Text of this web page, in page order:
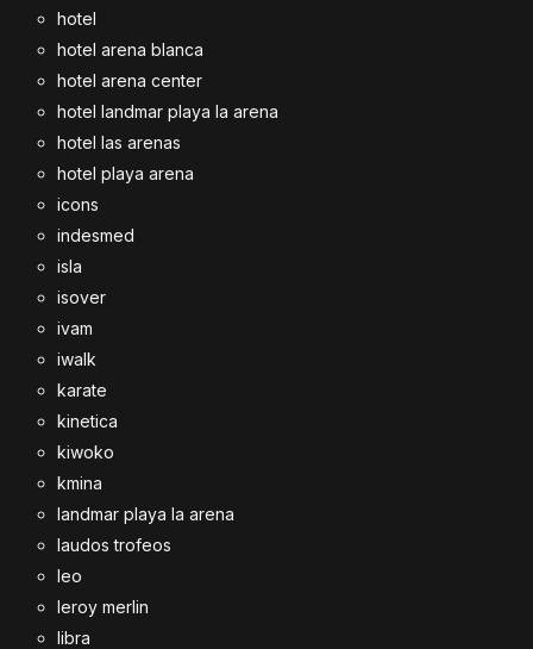
hotel
hotel arena blanca
hotel arena center
hotel landmar playa la arena
hotel las arenas
hotel playa arena
icons
indesmed
isla
isover
ivam
iwalk
karate
kinetica
kiwoko
kmina
landmar playa la arena
laudos trofeos
leo
leroy merlin
libra